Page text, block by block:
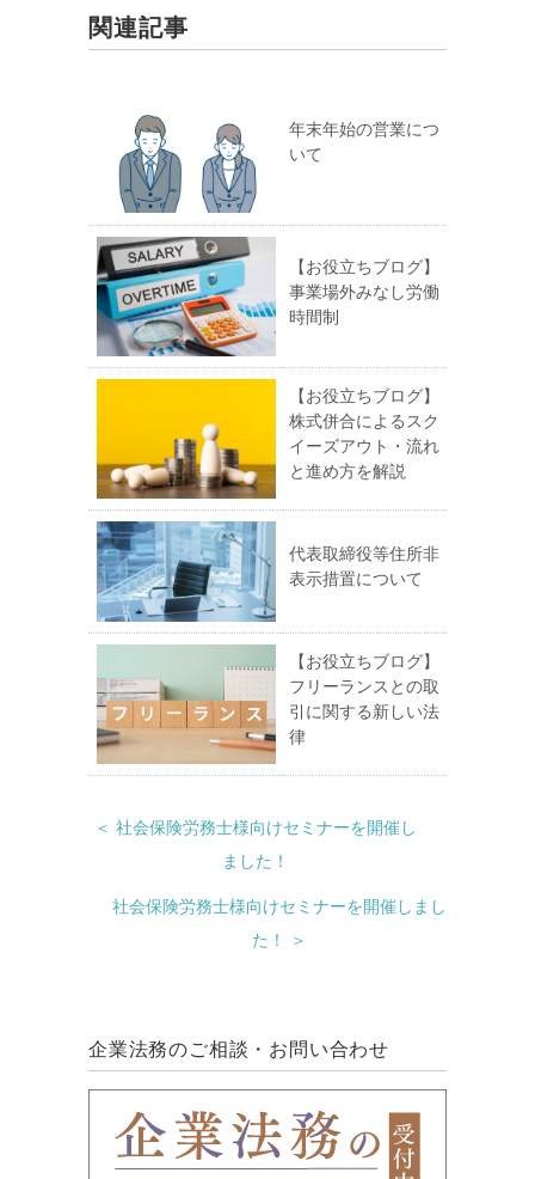
関連記事
年末年始の営業につ
いて
【お役立ちブログ】
事業場外みなし労働
時間制
【お役立ちブログ】
株式併合によるスク
イーズアウト・流れ
と進め方を解説
代表取締役等住所非
表示措置について
【お役立ちブログ】
フリーランスとの取
引に関する新しい法
律
＜ 社会保険労務士様向けセミナーを開催し
ました！
社会保険労務士様向けセミナーを開催しまし
た！ ＞
企業法務のご相談・お問い合わせ